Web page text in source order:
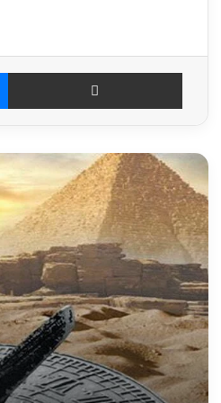
Messenger Dijeljenje E-poštom